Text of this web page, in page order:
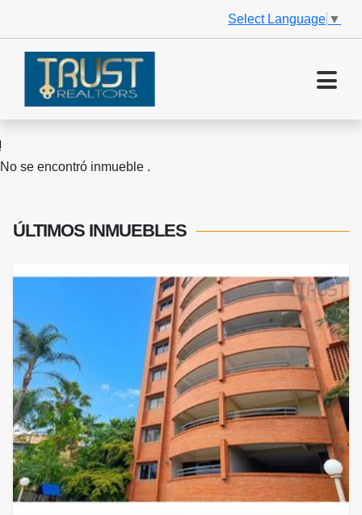
Select Language ▼
No se encontró inmueble .
ÚLTIMOS INMUEBLES